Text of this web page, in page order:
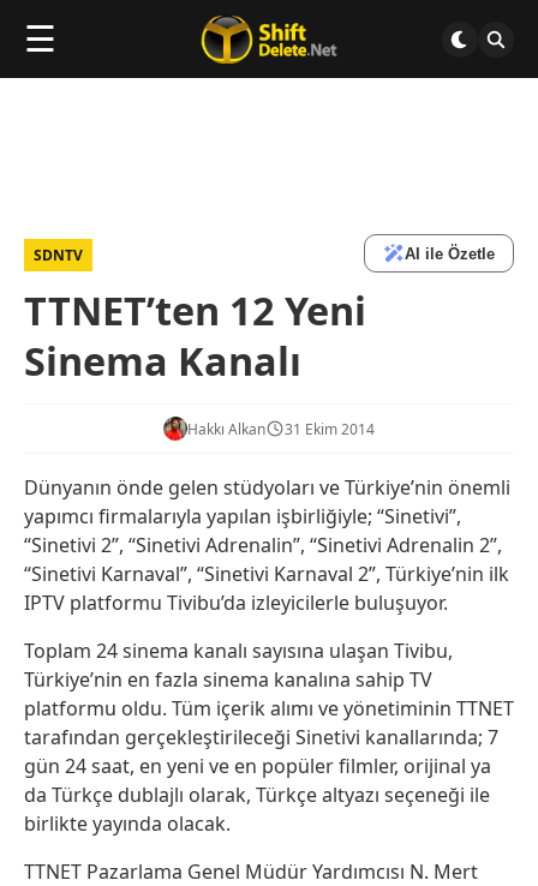
☰
SDNTV AI ile Özetle
TTNET’ten 12 Yeni
Sinema Kanalı
Hakkı Alkan 31 Ekim 2014
Dünyanın önde gelen stüdyoları ve Türkiye’nin önemli
yapımcı firmalarıyla yapılan işbirliğiyle; “Sinetivi”,
“Sinetivi 2”, “Sinetivi Adrenalin”, “Sinetivi Adrenalin 2”,
“Sinetivi Karnaval”, “Sinetivi Karnaval 2”, Türkiye’nin ilk
IPTV platformu Tivibu’da izleyicilerle buluşuyor.
Toplam 24 sinema kanalı sayısına ulaşan Tivibu,
Türkiye’nin en fazla sinema kanalına sahip TV
platformu oldu. Tüm içerik alımı ve yönetiminin TTNET
tarafından gerçekleştirileceği Sinetivi kanallarında; 7
gün 24 saat, en yeni ve en popüler filmler, orijinal ya
da Türkçe dublajlı olarak, Türkçe altyazı seçeneği ile
birlikte yayında olacak.
TTNET Pazarlama Genel Müdür Yardımcısı N. Mert